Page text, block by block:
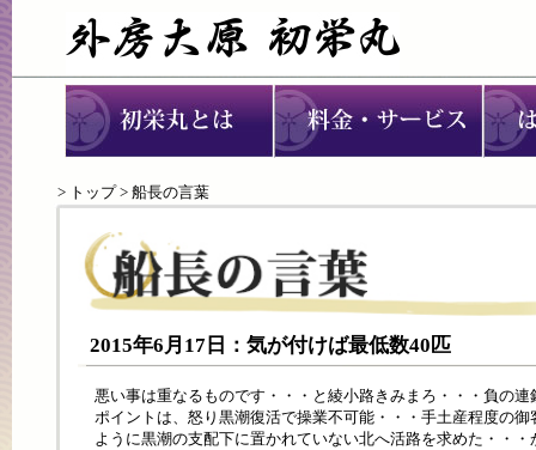
> トップ> 船長の言葉
2015年6月17日：気が付けば最低数40匹
悪い事は重なるものです・・・と綾小路きみまろ・・・負の
ポイントは、怒り黒潮復活で操業不可能・・・手土産程度の
ように黒潮の支配下に置かれていない北へ活路を求めた・・